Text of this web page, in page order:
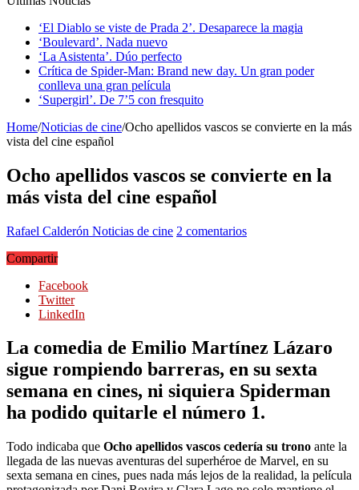
‘El Diablo se viste de Prada 2’. Desaparece la magia
‘Boulevard’. Nada nuevo
‘La Asistenta’. Dúo perfecto
Crítica de Spider-Man: Brand new day. Un gran poder
conlleva una gran película
‘Supergirl’. De 7’5 con fresquito
Home/Noticias de cine/Ocho apellidos vascos se convierte en la más
vista del cine español
Ocho apellidos vascos se convierte en la
más vista del cine español
Rafael Calderón Noticias de cine 2 comentarios
Compartir
Facebook
Twitter
LinkedIn
La comedia de Emilio Martínez Lázaro
sigue rompiendo barreras, en su sexta
semana en cines, ni siquiera Spiderman
ha podido quitarle el número 1.
Todo indicaba que Ocho apellidos vascos cedería su trono ante la
llegada de las nuevas aventuras del superhéroe de Marvel, en su
sexta semana en cines, pues nada más lejos de la realidad, la película